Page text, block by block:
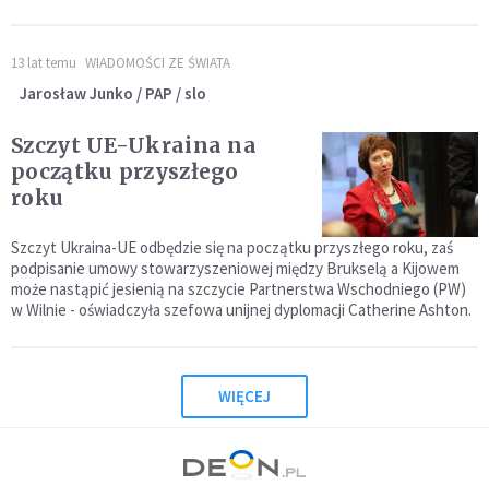
13 lat temu WIADOMOŚCI ZE ŚWIATA
Jarosław Junko / PAP / slo
Szczyt UE-Ukraina na
początku przyszłego
roku
Szczyt Ukraina-UE odbędzie się na początku przyszłego roku, zaś
podpisanie umowy stowarzyszeniowej między Brukselą a Kijowem
może nastąpić jesienią na szczycie Partnerstwa Wschodniego (PW)
w Wilnie - oświadczyła szefowa unijnej dyplomacji Catherine Ashton.
WIĘCEJ